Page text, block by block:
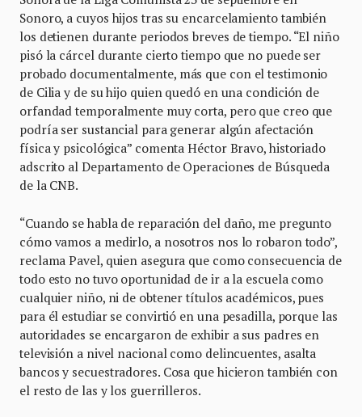
Sonoro, a cuyos hijos tras su encarcelamiento también
los detienen durante periodos breves de tiempo. “El niño
pisó la cárcel durante cierto tiempo que no puede ser
probado documentalmente, más que con el testimonio
de Cilia y de su hijo quien quedó en una condición de
orfandad temporalmente muy corta, pero que creo que
podría ser sustancial para generar algún afectación
física y psicológica” comenta Héctor Bravo, historiado
adscrito al Departamento de Operaciones de Búsqueda
de la CNB.
“Cuando se habla de reparación del daño, me pregunto
cómo vamos a medirlo, a nosotros nos lo robaron todo”,
reclama Pavel, quien asegura que como consecuencia de
todo esto no tuvo oportunidad de ir a la escuela como
cualquier niño, ni de obtener títulos académicos, pues
para él estudiar se convirtió en una pesadilla, porque las
autoridades se encargaron de exhibir a sus padres en
televisión a nivel nacional como delincuentes, asalta
bancos y secuestradores. Cosa que hicieron también con
el resto de las y los guerrilleros.